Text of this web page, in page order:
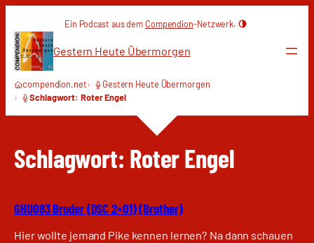
Inhalt
springen
Ein Podcast aus dem Compendion-Netzwerk.
Gestern Heute Übermorgen
compendion.net
Gestern Heute Übermorgen
Schlagwort: Roter Engel
Schlagwort: Roter Engel
GHU083 Bruder (DSC 2×01) (Brother)
Hier wollte jemand Pike kennen lernen? Na dann schauen